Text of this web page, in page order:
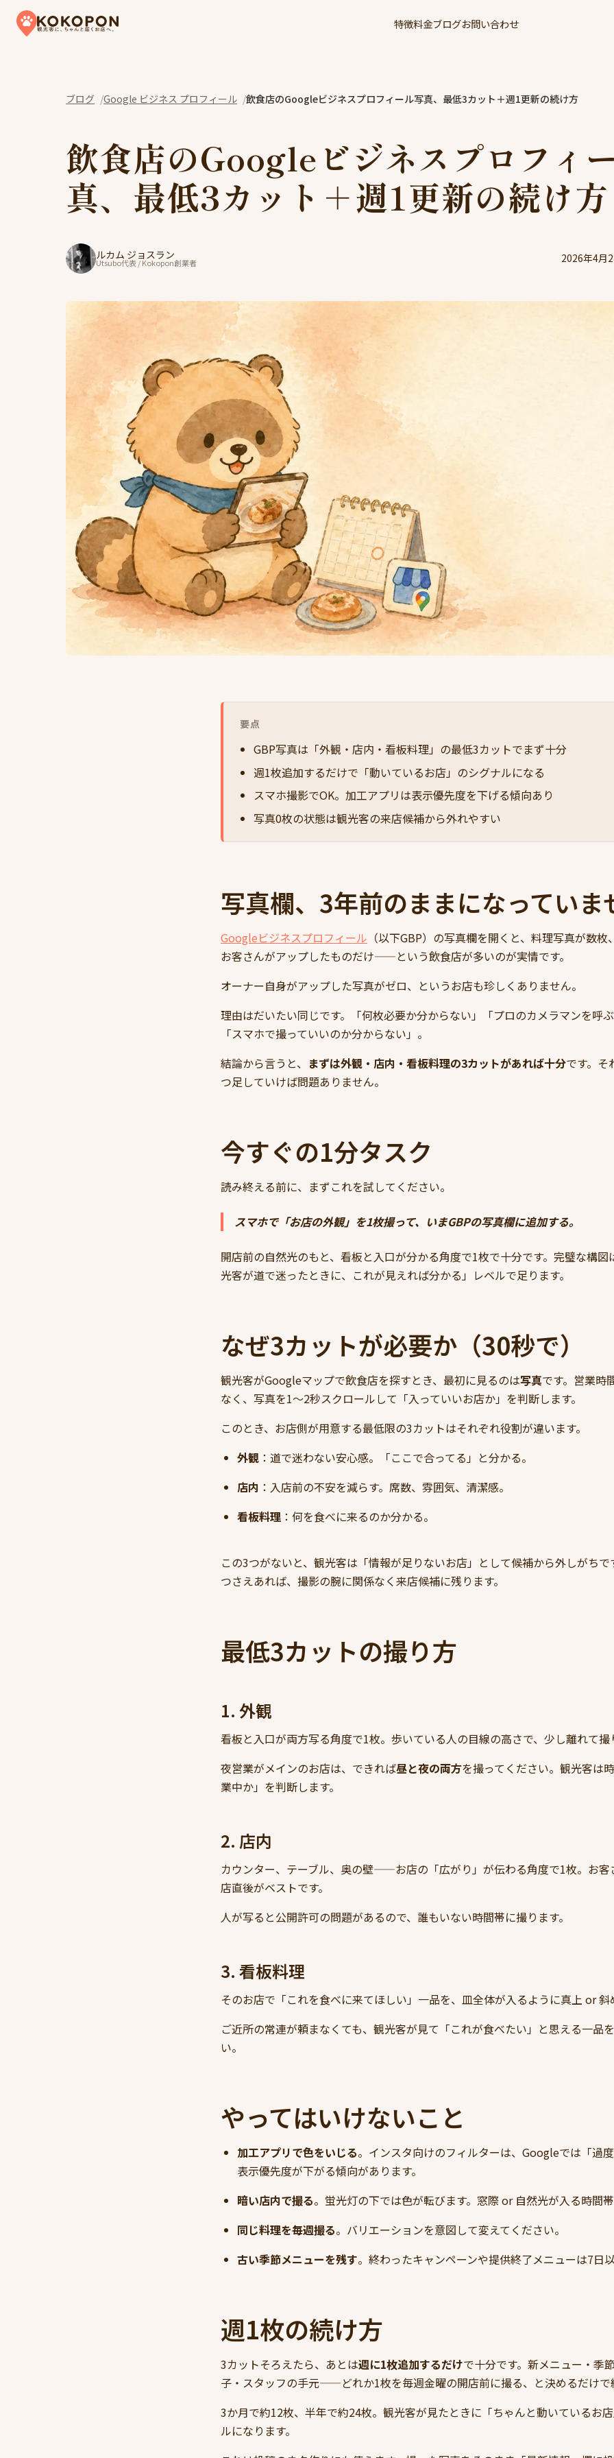
Skip to content
特徴料金ブログお問い合わせ
ブログ Google ビジネス プロフィール 飲食店のGoogleビジネスプロフィール写真、最低3カット＋週1更新の続け方
飲食店のGoogleビジネスプロフィ
真、最低3カット＋週1更新の続け方
ルカム ジョスラン
Utsubo代表 / Kokopon創業者 2026年4月
要点
GBP写真は「外観・店内・看板料理」の最低3カットでまず十分
週1枚追加するだけで「動いているお店」のシグナルになる
スマホ撮影でOK。加工アプリは表示優先度を下げる傾向あり
写真0枚の状態は観光客の来店候補から外れやすい
写真欄、3年前のままになっていま
Googleビジネスプロフィール （以下GBP）の写真欄を開くと、料理写真が数
お客さんがアップしたものだけ——という飲食店が多いのが実情です。
オーナー自身がアップした写真がゼロ、というお店も珍しくありません。
理由はだいたい同じです。「何枚必要か分からない」「プロのカメラマンを呼
「スマホで撮っていいのか分からない」。
結論から言うと、 まずは外観・店内・看板料理の3カットがあれば十分です。そ
つ足していけば問題ありません。
今すぐの1分タスク
読み終える前に、まずこれを試してください。
スマホで「お店の外観」を1枚撮って、いまGBPの写真欄に追加する。
開店前の自然光のもと、看板と入口が分かる角度で1枚で十分です。完璧な構図
光客が道で迷ったときに、これが見えれば分かる」レベルで足ります。
なぜ3カットが必要か（30秒で）
観光客がGoogleマップで飲食店を探すとき、最初に見るのは写真です。営業時
なく、写真を1〜2秒スクロールして「入っていいお店か」を判断します。
このとき、お店側が用意する最低限の3カットはそれぞれ役割が違います。
外観 ：道で迷わない安心感。「ここで合ってる」と分かる。
店内 ：入店前の不安を減らす。席数、雰囲気、清潔感。
看板料理 ：何を食べに来るのか分かる。
この3つがないと、観光客は「情報が足りないお店」として候補から外しがちで
つさえあれば、撮影の腕に関係なく来店候補に残ります。
最低3カットの撮り方
1. 外観
看板と入口が両方写る角度で1枚。歩いている人の目線の高さで、少し離れて撮
夜営業がメインのお店は、できれば昼と夜の両方を撮ってください。観光客は
業中か」を判断します。
2. 店内
カウンター、テーブル、奥の壁——お店の「広がり」が伝わる角度で1枚。お客
店直後がベストです。
人が写ると公開許可の問題があるので、誰もいない時間帯に撮ります。
3. 看板料理
そのお店で「これを食べに来てほしい」一品を、皿全体が入るように真上 or
ご近所の常連が頼まなくても、観光客が見て「これが食べたい」と思える一品
い。
やってはいけないこと
加工アプリで色をいじる。インスタ向けのフィルターは、Googleでは「過
表示優先度が下がる傾向があります。
暗い店内で撮る。蛍光灯の下では色が転びます。窓際 or 自然光が入る時間
同じ料理を毎週撮る。バリエーションを意図して変えてください。
古い季節メニューを残す。終わったキャンペーンや提供終了メニューは7日
週1枚の続け方
3カットそろえたら、あとは週に1枚追加するだけで十分です。新メニュー・季
子・スタッフの手元——どれか1枚を毎週金曜の開店前に撮る、と決めるだけで
3か月で約12枚、半年で約24枚。観光客が見たときに「ちゃんと動いているお
ルになります。